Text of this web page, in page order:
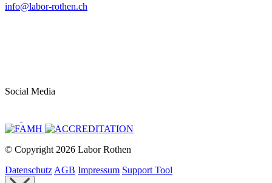
info@labor-rothen.ch
Social Media
© Copyright 2026 Labor Rothen
Datenschutz AGB Impressum Support Tool